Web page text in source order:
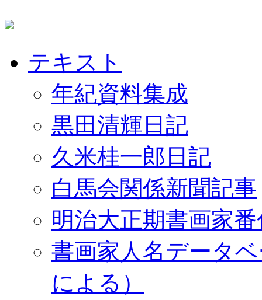
テキスト
年紀資料集成
黒田清輝日記
久米桂一郎日記
白馬会関係新聞記事
明治大正期書画家
書画家人名データ
による）